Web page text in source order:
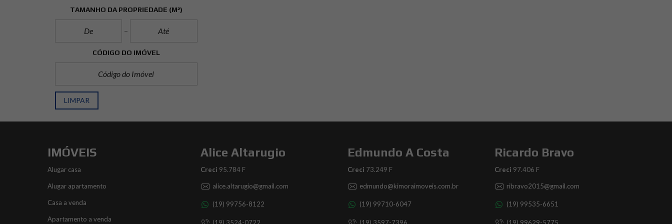
TAMANHO DA PROPRIEDADE (M²)
CÓDIGO DO IMÓVEL
LIMPAR
IMÓVEIS
Alugar casa
Alugar apartamento
Casa a venda
Apartamento a venda
Alice Altarugio
Creci 95.784 F
alice.altarugio@gmail.com
(19) 99756-8122
Edmundo A Costa
Creci 73.249 F
edmundo@kimoraimoveis.com.br
(19) 99710-6047
Ricardo Bravo
Creci 97.406 F
ribravo2015@gmail.com
(19) 99535-6651